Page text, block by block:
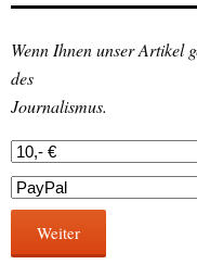
Wenn Ihnen unser Artikel
des
Journalismus.
Weiter